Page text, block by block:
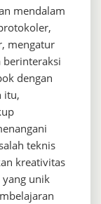
mendalam
mengatur
berinteraksi
dengan
itu,
teknis
kreativitas
unik